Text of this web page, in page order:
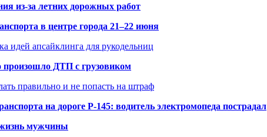
из-за летних дорожных работ
в центре города 21–22 июня
идей апсайклинга для рукодельниц
произошло ДТП с грузовиком
правильно и не попасть на штраф
на дороге Р-145: водитель электромопеда пострадал
мужчины